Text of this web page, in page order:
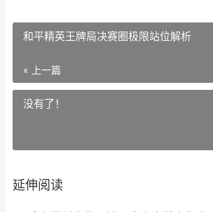
和平精英王牌局决赛圈极限站位解析
« 上一篇
没有了！
延伸阅读